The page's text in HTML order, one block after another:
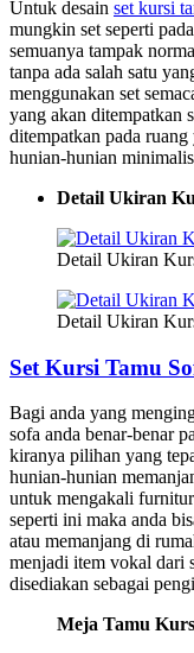
Untuk desain set kursi
mungkin set seperti
semuanya tampak
tanpa ada salah satu
menggunakan set
yang akan ditempatkan
ditempatkan pada
hunian-hunian
Detail Ukiran
Detail Ukiran
Detail Ukiran
Set Kursi Tamu
Bagi anda yang
sofa anda benar-benar
kiranya pilihan yang
hunian-hunian
untuk mengakali
seperti ini maka anda
atau memanjang di
menjadi item vokal dari
disediakan sebagai
Meja Tamu